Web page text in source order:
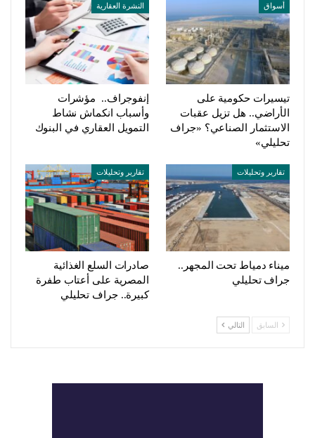
أسواق
تيسيرات حكومية على
الأراضي.. هل تزيل عقبات
الاستثمار الصناعي؟ «جراف
تحليلي»
النشرة العقارية
إنفوجراف.. مؤشرات
وأسباب انكماش نشاط
التمويل العقاري في البنوك
تقارير وتحليلات
ميناء دمياط تحت المجهر..
جراف تحليلي
تقارير وتحليلات
صادرات السلع الغذائية
المصرية على أعتاب طفرة
كبيرة.. جراف تحليلي
السابق التالي